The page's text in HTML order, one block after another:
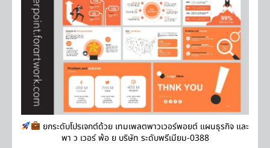
ยกระดับโปรเจกต์ด้วย เทมเพลตพาวเวอร์พอยต์ แผนธุรกิจ และ
พา ว เวอร์ พ้อ ย บริษัท ระดับพรีเมียม-0388